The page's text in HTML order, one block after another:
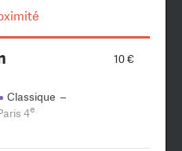
10 €
Classique –
4e